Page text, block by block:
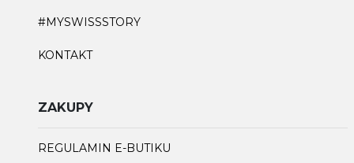
#MYSWISSSTORY
KONTAKT
ZAKUPY
REGULAMIN E-BUTIKU